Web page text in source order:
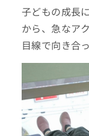
子どもの成長
から、急なア
目線で向き合